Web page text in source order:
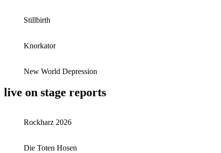
Stillbirth
Knorkator
New World Depression
live on stage reports
Rockharz 2026
Die Toten Hosen